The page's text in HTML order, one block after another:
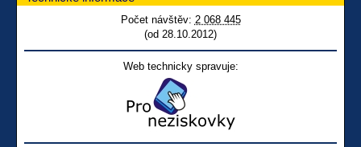
Počet návštěv: 2 068 445
(od 28.10.2012)
Web technicky spravuje: